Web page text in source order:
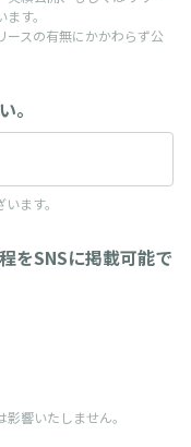
す。
ースの有無にかかわらず公
。
ます。
をSNSに掲載可能で
響いたしません。